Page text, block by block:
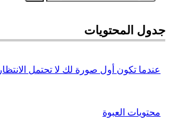
جدول المحتويات
عندما تكون أول صورة لك لا تحتمل الانتظار
محتويات العبوة